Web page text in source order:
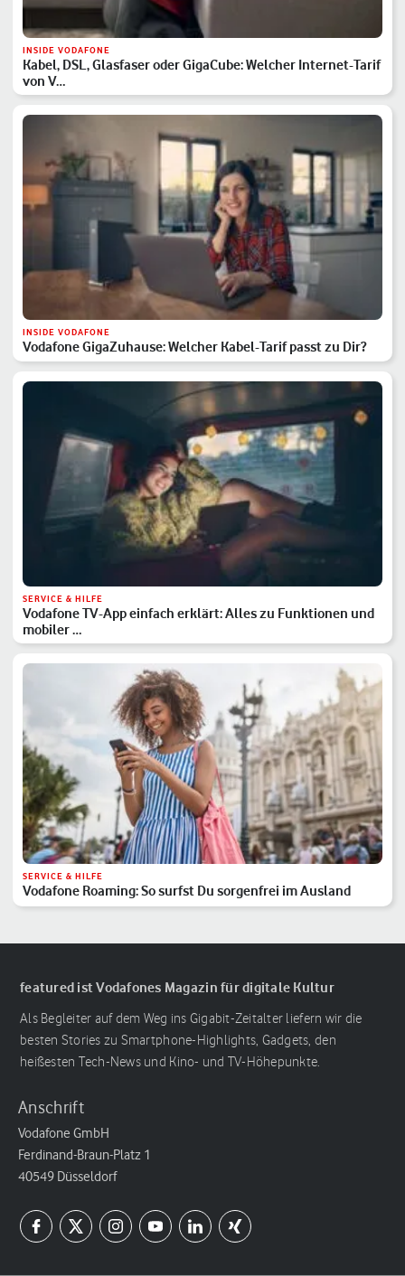
INSIDE VODAFONE
Kabel, DSL, Glasfaser oder GigaCube: Welcher Internet-Tarif
von V…
INSIDE VODAFONE
Vodafone GigaZuhause: Welcher Kabel-Tarif passt zu Dir?
SERVICE & HILFE
Vodafone TV-App einfach erklärt: Alles zu Funktionen und
mobiler …
SERVICE & HILFE
Vodafone Roaming: So surfst Du sorgenfrei im Ausland
featured ist Vodafones Magazin für digitale Kultur
Als Begleiter auf dem Weg ins Gigabit-Zeitalter liefern wir die
besten Stories zu Smartphone-Highlights, Gadgets, den
heißesten Tech-News und Kino- und TV-Höhepunkte.
Anschrift
Vodafone GmbH
Ferdinand-Braun-Platz 1
40549 Düsseldorf